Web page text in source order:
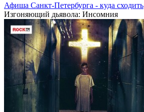
Афиша Санкт-Петербурга - куда сходить
Изгоняющий дьявола: Инсомния